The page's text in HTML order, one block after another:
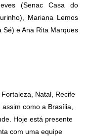
(Senac Casa do
Mariana Lemos
e Ana Rita Marques
Natal, Recife
como a Brasília,
Hoje está presente
com uma equipe